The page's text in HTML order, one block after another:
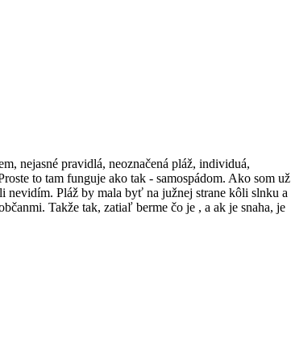
nejasné pravidlá, neoznačená pláž, individuá,
to tam funguje ako tak - samospádom. Ako som už
Pláž by mala byť na južnej strane kôli slnku a
Takže tak, zatiaľ berme čo je , a ak je snaha, je